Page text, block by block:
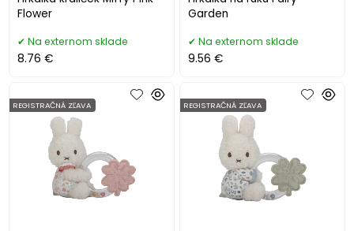
Flower
Na externom sklade
8.76 €
Garden
Na externom sklade
9.56 €
REGISTRAČNÁ ZĽAVA REGISTRAČNÁ ZĽAVA